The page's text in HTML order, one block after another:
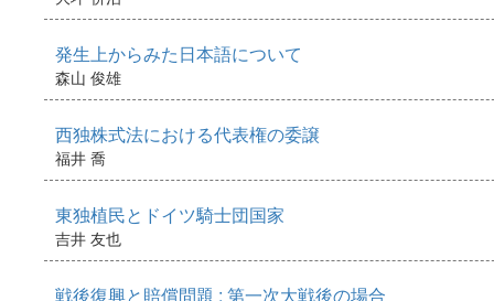
発生上からみた日本語について
森山 俊雄
西独株式法における代表権の委譲
福井 喬
東独植民とドイツ騎士団国家
吉井 友也
戦後復興と賠償問題 : 第一次大戦後の場合